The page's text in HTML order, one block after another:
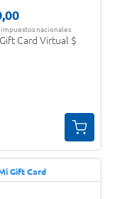
,00
nacionales
Card Virtual $
Gift Card